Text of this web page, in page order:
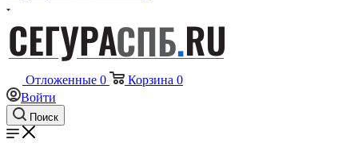
Отложенные 0 Корзина 0
Войти
Поиск